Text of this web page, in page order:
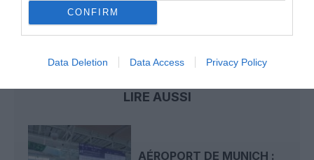
CONFIRM
Data Deletion Data Access Privacy Policy
LIRE AUSSI
AÉROPORT DE MUNICH :